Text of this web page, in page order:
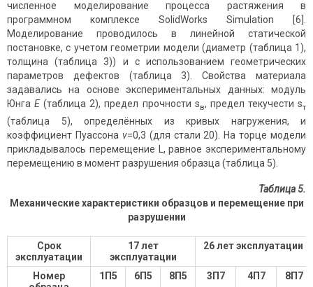
численное моделирование процесса растяжения в
программном комплексе SolidWorks Simulation [6].
Моделирование проводилось в линейной статической
постановке, с учетом геометрии модели (диаметр (таблица 1),
толщина (таблица 3)) и с использованием геометрических
параметров дефектов (таблица 3). Свойства материала
задавались на основе экспериментальных данных: модуль
ЮнгаE(таблица 2), предел прочности sв, предел текучести sт
(таблица 5), определённых из кривых нагружения, и
коэффициент Пуассона ν=0,3 (для стали 20). На торце модели
прикладывалось перемещение L, равное экспериментальному
перемещению в момент разрушения образца (таблица 5).
Таблица 5.
Механические характеристики образцов и перемещение при
разрушении
Срок
эксплуатации
17 лет
эксплуатации
26 лет эксплуатации
Номер
1П5 6П5 8П5 3П7 4П7 8П7